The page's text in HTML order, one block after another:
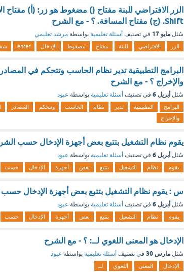
Shift. (ج) مفتاح المسافة. ؟ - مع الشرح
سُئل مايو 17 في تصنيف أسئلة تعليمية بواسطة مرشد تعليمي
الزر الافتراضي للبنة مفتاح مضغوط الإدخال enter
البرامج التطبيقية تدير نظام الحاسب وتتحكم في
والإخراج ؟ - مع الشرح
سُئل أبريل 6 في تصنيف أسئلة تعليمية بواسطة عبود
البرامج التطبيقية تدير نظام الحاسب وتتحكم المصادر
والإخراج
يقوم نظام التشغيل بتتبع بعض أجهزة الإدخال حسب
سُئل أبريل 6 في تصنيف أسئلة تعليمية بواسطة عبود
يقوم نظام التشغيل بتتبع بعض أجهزة الإدخال حسب
س : يقوم نظام التشغيل بتتبع بعض أجهزة الإدخال
سُئل أبريل 6 في تصنيف أسئلة تعليمية بواسطة عبود
يقوم نظام التشغيل بتتبع بعض أجهزة الإدخال حسب
الإدخال هو المعنى اللغوي لــ: ؟ - مع الشرح
سُئل مارس 30 في تصنيف أسئلة تعليمية بواسطة عبود
الإدخال المعنى اللغوي لــ